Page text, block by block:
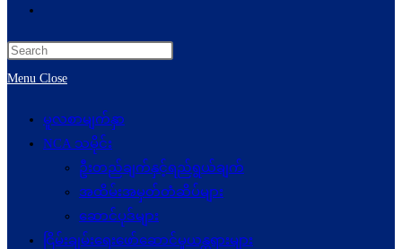
Menu Close
မူလစာမျက်နှာ
NCA သမိုင်း
ဦးတည်ချက်နှင့်ရည်ရွယ်ချက်
အထိမ်းအမှတ်တံဆိပ်များ
ဆောင်ပုဒ်များ
ငြိမ်းချမ်းရေးဖော်‌ဆောင်မှုယန္တရားများ